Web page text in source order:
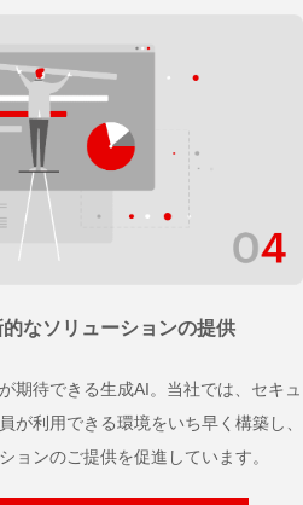
なソリューションの提供
期待できる生成AI。当社では、セキュ
が利用できる環境をいち早く構築し、
ョンのご提供を促進しています。